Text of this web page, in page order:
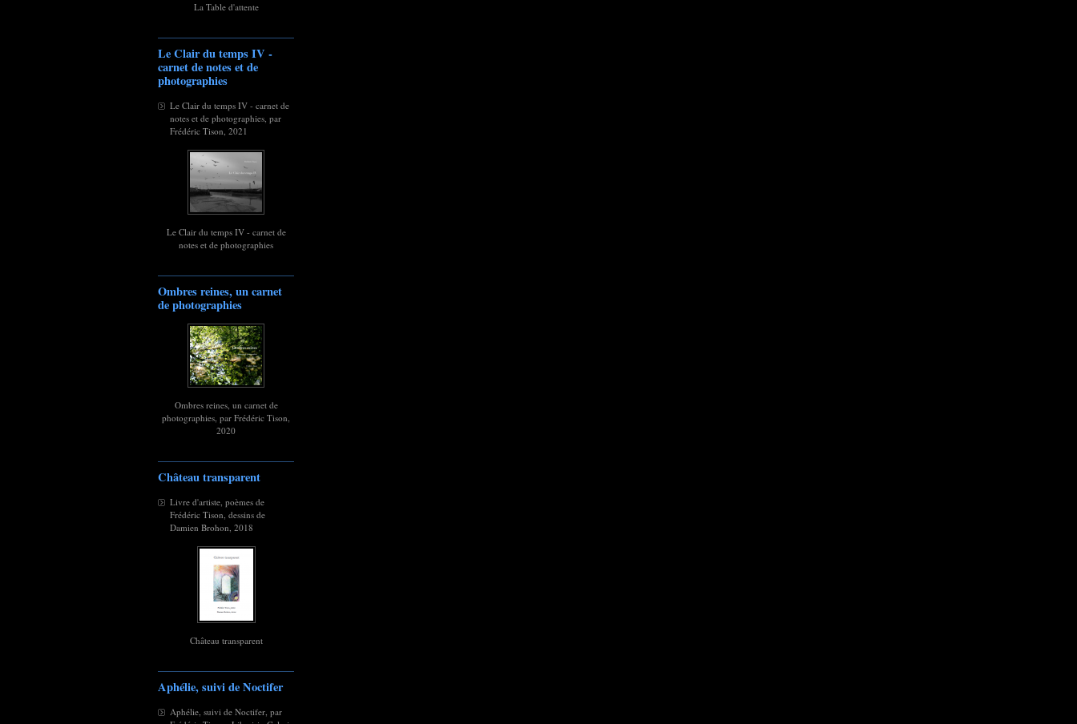
La Table d'attente
Le Clair du temps IV -
carnet de notes et de
photographies
Le Clair du temps IV - carnet de
notes et de photographies, par
Frédéric Tison, 2021
Le Clair du temps IV - carnet de
notes et de photographies
Ombres reines, un carnet
de photographies
Ombres reines, un carnet de
photographies, par Frédéric Tison,
2020
Château transparent
Livre d'artiste, poèmes de
Frédéric Tison, dessins de
Damien Brohon, 2018
Château transparent
Aphélie, suivi de Noctifer
Aphélie, suivi de Noctifer, par